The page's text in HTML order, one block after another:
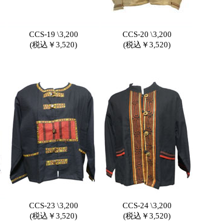
CCS-19 \3,200
(税込￥3,520)
CCS-20 \3,200
(税込￥3,520)
CCS-23 \3,200
(税込￥3,520)
CCS-24 \3,200
(税込￥3,520)